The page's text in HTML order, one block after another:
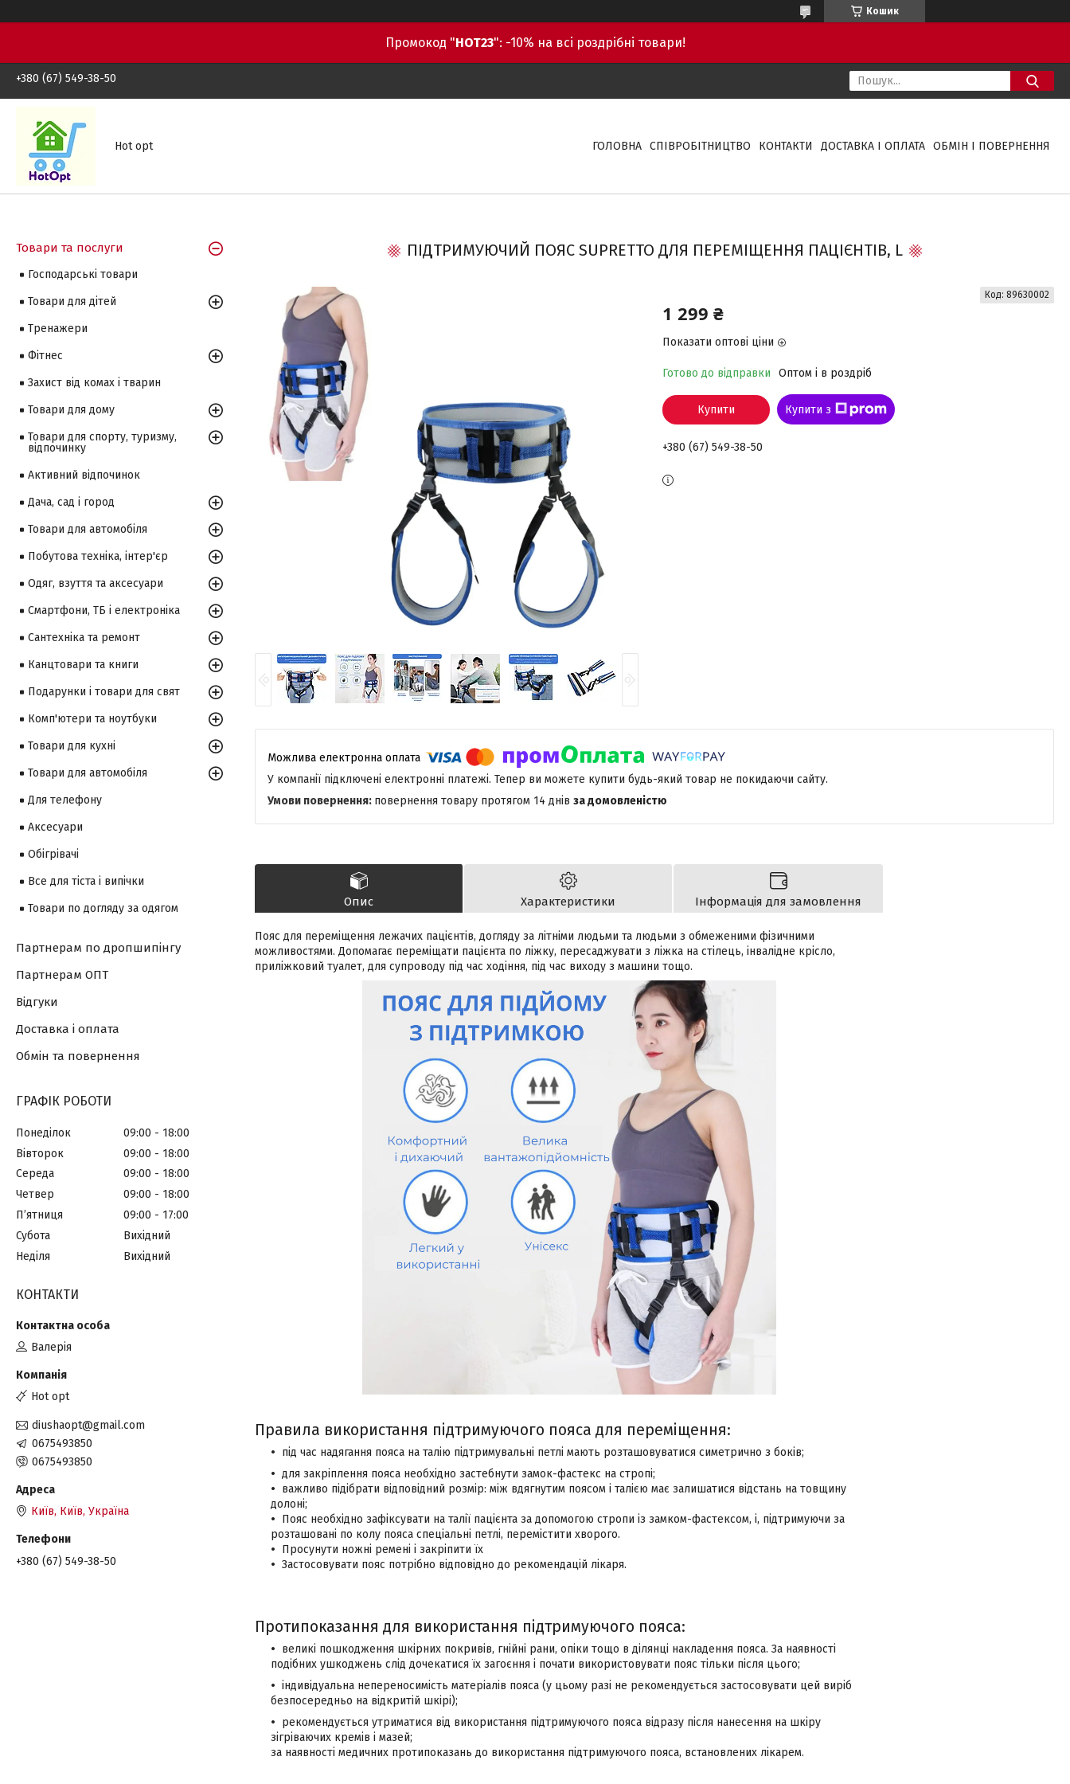
Кошик
Промокод "HOT23": -10% на всі роздрібні товари!
+380 (67) 549-38-50
Hot opt ГОЛОВНА СПІВРОБІТНИЦТВО КОНТАКТИ ДОСТАВКА І ОПЛАТА ОБМІН І ПОВЕРНЕННЯ
ПІДТРИМУЮЧИЙ ПОЯС SUPRETTO ДЛЯ ПЕРЕМІЩЕННЯ ПАЦІЄНТІВ, L
1 299 ₴
Показати оптові ціни
Готово до відправки Оптом і в роздріб
Код: 89630002
Купити Купити з
+380 (67) 549-38-50
У компанії підключені електронні платежі. Тепер ви можете купити будь-який товар не покидаючи сайту.
повернення товару протягом 14 днів за домовленістю
Опис Характеристики Інформація для замовлення
Пояс для переміщення лежачих пацієнтів, догляду за літніми людьми та людьми з обмеженими фізичними
можливостями. Допомагає переміщати пацієнта по ліжку, пересаджувати з ліжка на стілець, інвалідне крісло,
приліжковий туалет, для супроводу під час ходіння, під час виходу з машини тощо.
Правила використання підтримуючого пояса для переміщення:
під час надягання пояса на талію підтримувальні петлі мають розташовуватися симетрично з боків;
для закріплення пояса необхідно застебнути замок-фастекс на стропі;
важливо підібрати відповідний розмір: між вдягнутим поясом і талією має залишатися відстань на товщину
долоні;
Пояс необхідно зафіксувати на талії пацієнта за допомогою стропи із замком-фастексом, і, підтримуючи за
розташовані по колу пояса спеціальні петлі, перемістити хворого.
Просунути ножні ремені і закріпити їх
Застосовувати пояс потрібно відповідно до рекомендацій лікаря.
Протипоказання для використання підтримуючого пояса:
великі пошкодження шкірних покривів, гнійні рани, опіки тощо в ділянці накладення пояса. За наявності
подібних ушкоджень слід дочекатися їх загоєння і почати використовувати пояс тільки після цього;
індивідуальна непереносимість матеріалів пояса (у цьому разі не рекомендується застосовувати цей виріб
безпосередньо на відкритій шкірі);
рекомендується утриматися від використання підтримуючого пояса відразу після нанесення на шкіру
зігріваючих кремів і мазей;
за наявності медичних протипоказань до використання підтримуючого пояса, встановлених лікарем.
Товари та послуги
Господарські товари
Товари для дітей
Тренажери
Фітнес
Захист від комах і тварин
Товари для дому
Товари для спорту, туризму,
відпочинку
Активний відпочинок
Дача, сад і город
Товари для автомобіля
Побутова техніка, інтер'єр
Одяг, взуття та аксесуари
Смартфони, ТБ і електроніка
Сантехніка та ремонт
Канцтовари та книги
Подарунки і товари для свят
Комп'ютери та ноутбуки
Товари для кухні
Товари для автомобіля
Для телефону
Аксесуари
Обігрівачі
Все для тіста і випічки
Товари по догляду за одягом
Партнерам по дропшипінгу
Партнерам ОПТ
Відгуки
Доставка і оплата
Обмін та повернення
ГРАФІК РОБОТИ
Понеділок 09:00
18:00
Вівторок
09:00
18:00
Середа
09:00
18:00
Четвер
09:00
18:00
Пʼятниця
09:00
17:00
Субота
Вихідний
Неділя
Вихідний
КОНТАКТИ
Валерія
Hot opt
diushaopt@gmail.com
0675493850
0675493850
Київ, Київ, Україна
+380 (67) 549-38-50